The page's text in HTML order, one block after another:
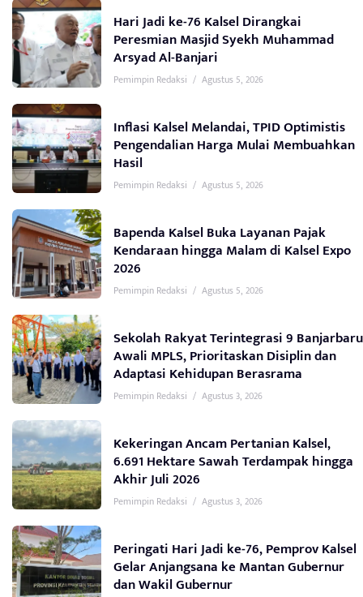
Hari Jadi ke-76 Kalsel Dirangkai
Peresmian Masjid Syekh Muhammad
Arsyad Al-Banjari
Pemimpin Redaksi / Agustus 5, 2026
Inflasi Kalsel Melandai, TPID Optimistis
Pengendalian Harga Mulai Membuahkan
Hasil
Pemimpin Redaksi / Agustus 5, 2026
Bapenda Kalsel Buka Layanan Pajak
Kendaraan hingga Malam di Kalsel Expo
2026
Pemimpin Redaksi / Agustus 5, 2026
Sekolah Rakyat Terintegrasi 9 Banjarbaru
Awali MPLS, Prioritaskan Disiplin dan
Adaptasi Kehidupan Berasrama
Pemimpin Redaksi / Agustus 3, 2026
Kekeringan Ancam Pertanian Kalsel,
6.691 Hektare Sawah Terdampak hingga
Akhir Juli 2026
Pemimpin Redaksi / Agustus 3, 2026
Peringati Hari Jadi ke-76, Pemprov Kalsel
Gelar Anjangsana ke Mantan Gubernur
dan Wakil Gubernur